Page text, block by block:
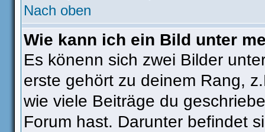
Nach oben
Wie kann ich ein Bild unter
Es könenn sich zwei Bilder
erste gehört zu deinem Rang,
wie viele Beiträge du
Forum hast. Darunter befindet